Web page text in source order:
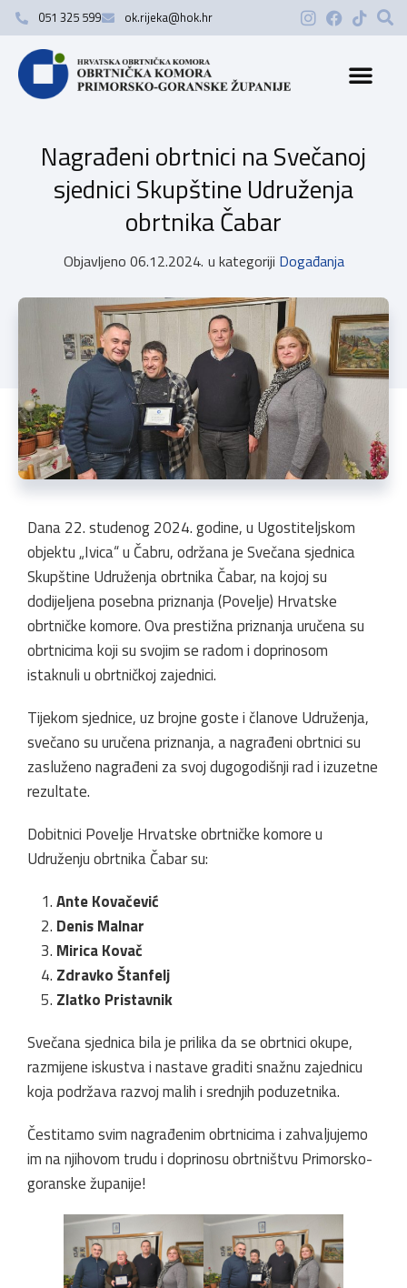
051 325 599 ok.rijeka@hok.hr
Nagrađeni obrtnici na Svečanoj
sjednici Skupštine Udruženja
obrtnika Čabar
Objavljeno 06.12.2024. u kategoriji Događanja
Dana 22. studenog 2024. godine, u Ugostiteljskom
objektu „Ivica“ u Čabru, održana je Svečana sjednica
Skupštine Udruženja obrtnika Čabar, na kojoj su
dodijeljena posebna priznanja (Povelje) Hrvatske
obrtničke komore. Ova prestižna priznanja uručena su
obrtnicima koji su svojim se radom i doprinosom
istaknuli u obrtničkoj zajednici.
Tijekom sjednice, uz brojne goste i članove Udruženja,
svečano su uručena priznanja, a nagrađeni obrtnici su
zasluženo nagrađeni za svoj dugogodišnji rad i izuzetne
rezultate.
Dobitnici Povelje Hrvatske obrtničke komore u
Udruženju obrtnika Čabar su:
Ante Kovačević
Denis Malnar
Mirica Kovač
Zdravko Štanfelj
Zlatko Pristavnik
Svečana sjednica bila je prilika da se obrtnici okupe,
razmijene iskustva i nastave graditi snažnu zajednicu
koja podržava razvoj malih i srednjih poduzetnika.
Čestitamo svim nagrađenim obrtnicima i zahvaljujemo
im na njihovom trudu i doprinosu obrtništvu Primorsko-
goranske županije!